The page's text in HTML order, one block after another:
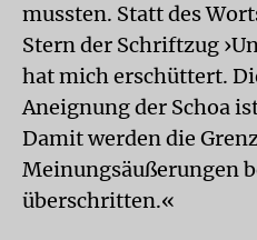
mussten. Statt des
Stern der Schriftzug
hat mich erschüttert.
Aneignung der Schoa
Damit werden die
Meinungsäußerungen
überschritten.«